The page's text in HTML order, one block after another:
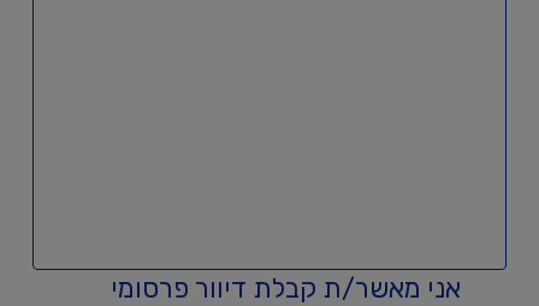
אני מאשר/ת קבלת דיוור פרסומי